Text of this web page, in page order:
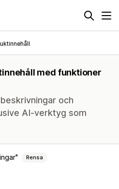
med funktioner
och
AI-verktyg som
Rensa